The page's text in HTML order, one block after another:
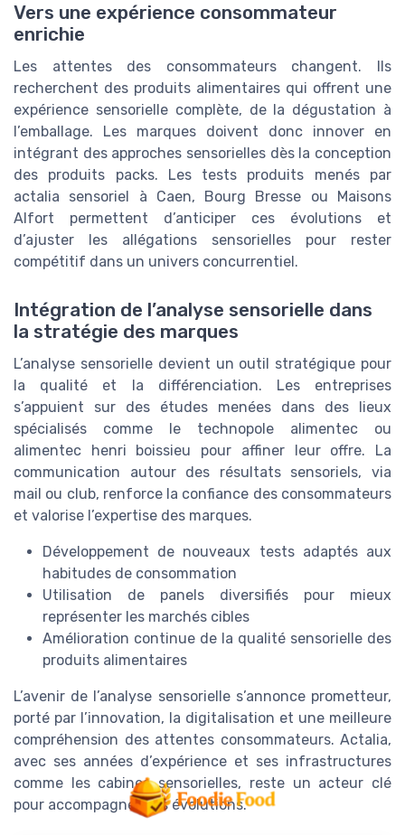
Vers une expérience consommateur
enrichie
Les attentes des consommateurs changent. Ils
recherchent des produits alimentaires qui offrent une
expérience sensorielle complète, de la dégustation à
l’emballage. Les marques doivent donc innover en
intégrant des approches sensorielles dès la conception
des produits packs. Les tests produits menés par
actalia sensoriel à Caen, Bourg Bresse ou Maisons
Alfort permettent d’anticiper ces évolutions et
d’ajuster les allégations sensorielles pour rester
compétitif dans un univers concurrentiel.
Intégration de l’analyse sensorielle dans
la stratégie des marques
L’analyse sensorielle devient un outil stratégique pour
la qualité et la différenciation. Les entreprises
s’appuient sur des études menées dans des lieux
spécialisés comme le technopole alimentec ou
alimentec henri boissieu pour affiner leur offre. La
communication autour des résultats sensoriels, via
mail ou club, renforce la confiance des consommateurs
et valorise l’expertise des marques.
Développement de nouveaux tests adaptés aux
habitudes de consommation
Utilisation de panels diversifiés pour mieux
représenter les marchés cibles
Amélioration continue de la qualité sensorielle des
produits alimentaires
L’avenir de l’analyse sensorielle s’annonce prometteur,
porté par l’innovation, la digitalisation et une meilleure
compréhension des attentes consommateurs. Actalia,
avec ses années d’expérience et ses infrastructures
comme les cabines sensorielles, reste un acteur clé
pour accompagner ces évolutions.